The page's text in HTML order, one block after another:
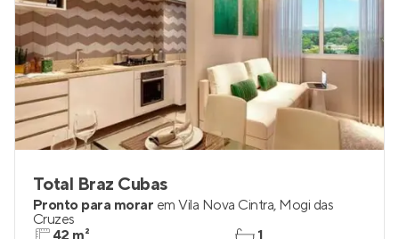
Total Braz Cubas
Pronto para morar em Vila Nova Cintra, Mogi das
Cruzes
42 m²
1